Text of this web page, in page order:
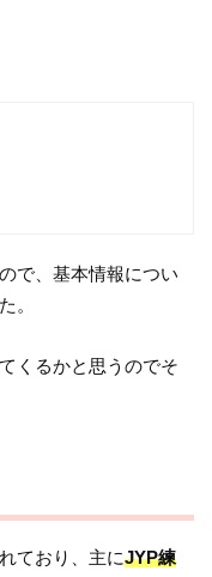
で、基本情報につい
。
くるかと思うのでそ
ており、主にJYP練